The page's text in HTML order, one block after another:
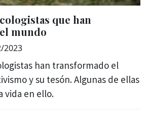
que han
mundo
2023
han transformado el
y su tesón. Algunas de ellas
vida en ello.